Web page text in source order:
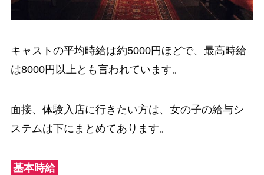
キャストの平均時給は約5000円ほどで、最高時給
は8000円以上とも言われています。
面接、体験入店に行きたい方は、女の子の給与シ
ステムは下にまとめてあります。
基本時給